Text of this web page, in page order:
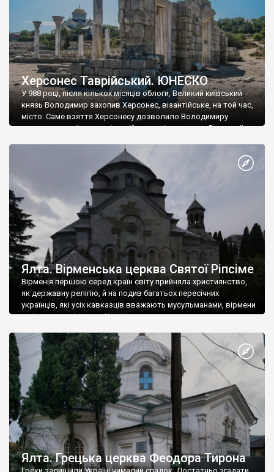
Херсонес Таврійський. ЮНЕСКО
У 988 році, після кількох місяців облоги, Великий київський
князь Володимир захопив Херсонес, візантійське, на той час,
місто. Саме взяття Херсонесу дозволило Володимиру
диктувати свої умови візантійському імператору Василю ІІ, та
Херсонесі Володимир-язичник, став Василем-християнином.
А потім було Хрещення Русі. На честь Херсонесу Таврійського
Ялта. Вірменська церква Святої Ріпсіме
Вірменія першою серед країн світу прийняла християнство,
як державну релігію, й на подив багатьох пересічних
українців, які усіх кавказців вважають мусульманами, вірмени
є відданими вірянами Христа
Ялта. Грецька церква Феодора Тирона